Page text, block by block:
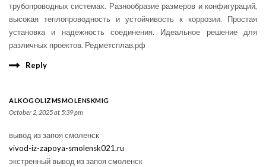
трубопроводных системах. Разнообразие размеров и конфигураций,
высокая теплопроводность и устойчивость к коррозии. Простая
установка и надежность соединения. Идеальное решение для
различных проектов. Редметсплав.рф
Reply
ALKOGOLIZMSMOLENSKMIG
October 2, 2025 at 5:39 pm
вывод из запоя смоленск
vivod-iz-zapoya-smolensk021.ru
экстренный вывод из запоя смоленск